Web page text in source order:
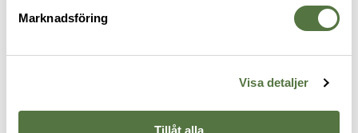
Marknadsföring
Visa detaljer
Tillåt alla